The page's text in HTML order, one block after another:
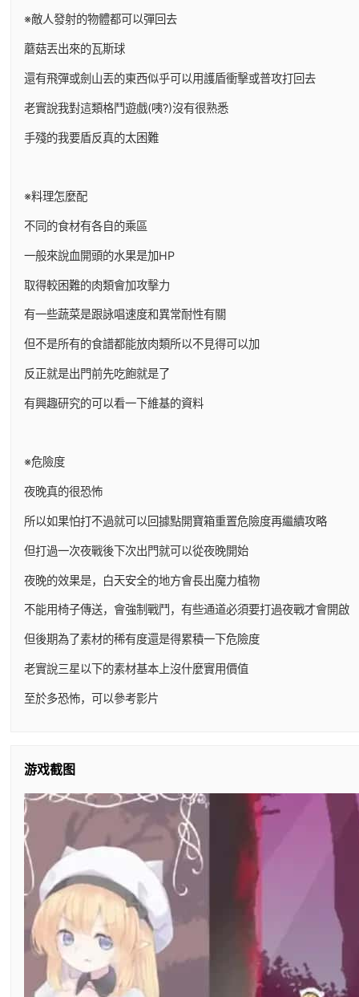
※敵人發射的物體都可以彈回去
蘑菇丟出來的瓦斯球
還有飛彈或劍山丟的東西似乎可以用護盾衝擊或普攻打回去
老實說我對這類格鬥遊戲(咦?)沒有很熟悉
手殘的我要盾反真的太困難
※料理怎麼配
不同的食材有各自的乘區
一般來說血開頭的水果是加HP
取得較困難的肉類會加攻擊力
有一些蔬菜是跟詠唱速度和異常耐性有關
但不是所有的食譜都能放肉類所以不見得可以加
反正就是出門前先吃飽就是了
有興趣研究的可以看一下維基的資料
※危險度
夜晚真的很恐怖
所以如果怕打不過就可以回據點開寶箱重置危險度再繼續攻略
但打過一次夜戰後下次出門就可以從夜晚開始
夜晚的效果是，白天安全的地方會長出魔力植物
不能用椅子傳送，會強制戰鬥，有些通道必須要打過夜戰才會開啟
但後期為了素材的稀有度還是得累積一下危險度
老實說三星以下的素材基本上沒什麼實用價值
至於多恐怖，可以參考影片
游戏截图